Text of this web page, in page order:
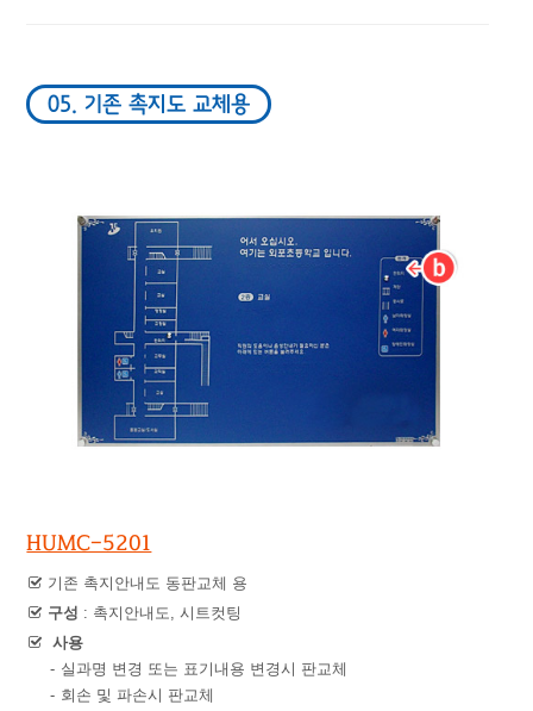
05. 기존 촉지도 교체용
HUMC-5201
기존 촉지안내도 동판교체 용
구성 : 촉지안내도, 시트컷팅
사용
- 실과명 변경 또는 표기내용 변경시 판교체
- 회손 및 파손시 판교체